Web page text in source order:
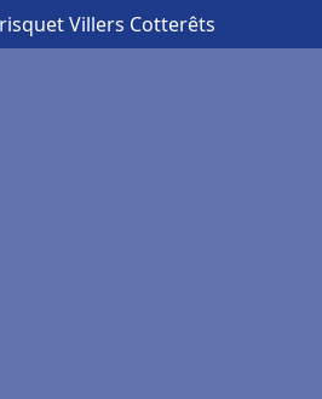
Villers Cotterêts